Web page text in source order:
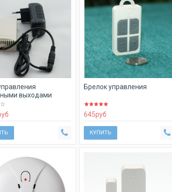
выходами
Брелок управления
645руб
КУПИТЬ